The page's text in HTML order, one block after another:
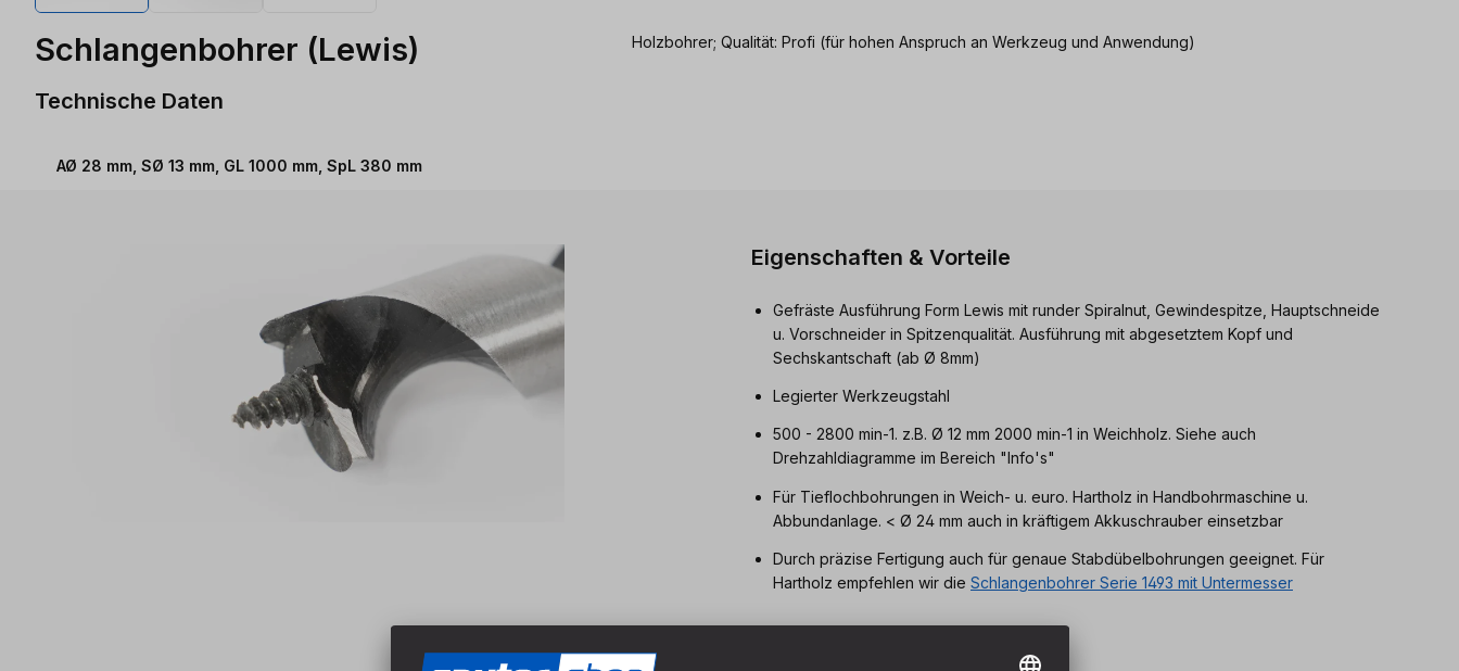
Schlangenbohrer (Lewis) Holzbohrer; Qualität: Profi (für hohen Anspruch an Werkzeug und Anwendung)
Technische Daten
AØ 28 mm, SØ 13 mm, GL 1000 mm, SpL 380 mm
Eigenschaften & Vorteile
Gefräste Ausführung Form Lewis mit runder Spiralnut, Gewindespitze, Hauptschneide
u. Vorschneider in Spitzenqualität. Ausführung mit abgesetztem Kopf und
Sechskantschaft (ab Ø 8mm)
Legierter Werkzeugstahl
500 - 2800 min-1. z.B. Ø 12 mm 2000 min-1 in Weichholz. Siehe auch
Drehzahldiagramme im Bereich "Info's"
Für Tieflochbohrungen in Weich- u. euro. Hartholz in Handbohrmaschine u.
Abbundanlage. < Ø 24 mm auch in kräftigem Akkuschrauber einsetzbar
Durch präzise Fertigung auch für genaue Stabdübelbohrungen geeignet. Für
Hartholz empfehlen wir die Schlangenbohrer Serie 1493 mit Untermesser